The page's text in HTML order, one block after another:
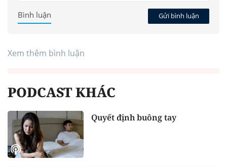
Gửi bình luận
Bình luận
Xem thêm bình luận
PODCAST KHÁC
Quyết định buông tay